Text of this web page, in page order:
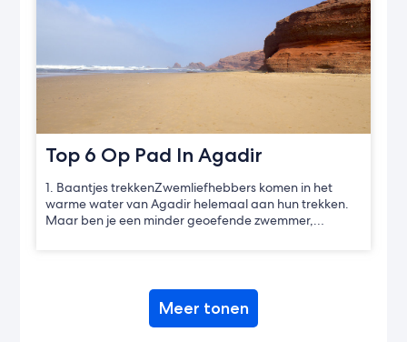
Top 6 Op Pad In Agadir
1. Baantjes trekkenZwemliefhebbers komen in het
warme water van Agadir helemaal aan hun trekken.
Maar ben je een minder geoefende zwemmer,…
Meer tonen